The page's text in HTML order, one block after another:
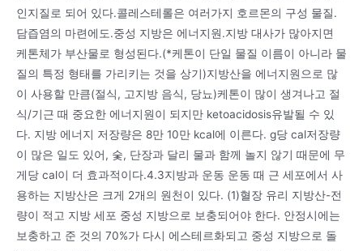
인지질로 되어 있다.콜레스테롤은 여러가지 호르몬의 구성 물질.
담즙염의 마련에도.중성 지방은 에너지원.지방 대사가 많아지면
케톤체가 부산물로 형성된다.(*케톤이 단일 물질 이름이 아니라 물
질의 특정 형태를 가리키는 것을 상기)지방산을 에너지원으로 많
이 사용할 만큼(절식, 고지방 음식, 당뇨)케톤이 많이 생겨나고 절
식/기근 때 중요한 에너지원이 되지만 ketoacidosis유발될 수 있
다. 지방 에너지 저장량은 8만 10만 kcal에 이른다. g당 cal저장량
이 많은 일도 있어, 숯, 단장과 달리 물과 함께 놀지 않기 때문에 무
게당 cal이 더 효과적이다.4.3지방과 운동 운동 때 근 세포에서 사
용하는 지방산은 크게 2개의 원천이 있다. (1)혈장 유리 지방산-전
량이 적고 지방 세포 중성 지방으로 보충되어야 한다. 안정시에는
보충하고 준 것의 70%가 다시 에스테르화되고 중성 지방으로 돌